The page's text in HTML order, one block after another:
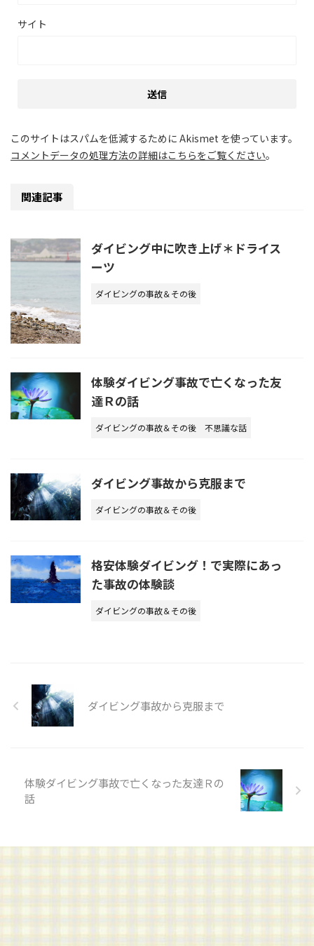
サイト
このサイトはスパムを低減するために Akismet を使っています。
コメントデータの処理方法の詳細はこちらをご覧ください。
関連記事
ダイビング中に吹き上げ＊ドライス
ーツ
ダイビングの事故＆その後
体験ダイビング事故で亡くなった友
達Ｒの話
ダイビングの事故＆その後 不思議な話
ダイビング事故から克服まで
ダイビングの事故＆その後
格安体験ダイビング！で実際にあっ
た事故の体験談
ダイビングの事故＆その後
ダイビング事故から克服まで
体験ダイビング事故で亡くなった友達Ｒの
話